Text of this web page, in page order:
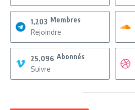
1,203 Membres
Rejoindre
25,096 Abonnés
Suivre